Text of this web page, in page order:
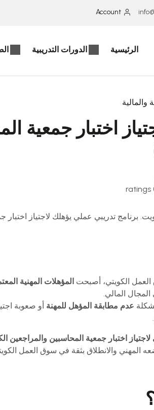
Account
الرئيسية الدورات التدريبية
والمالية
اختبار جمعية
برنامج تدريبي عملي يؤهلك لاجتياز
الكويتي، أصبحت المؤهلات المهنية
المجال المالي.
عدم مطابقة المؤهل للمهنة أو صعوبة
اختبار جمعية المحاسبين والمراجعين
المهني والانطلاق بثقة في سوق العمل